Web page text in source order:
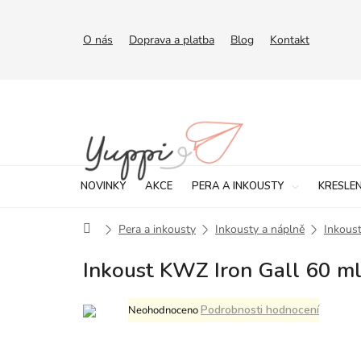
O nás Doprava a platba Blog Kontakt
NOVINKY AKCE PERA A INKOUSTY
DomůPera a inkousty Inkousty a náplně
Inkoust KWZ Iron Gall 60
Průměrné
hodnocení
NeohodnocenoPodrobnosti hodnocení